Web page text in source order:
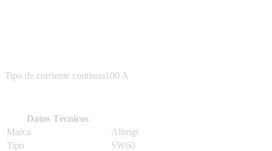
Tipo de corriente continua100 A
Datos Técnicos
Marca
Albrigt
Tipo
SW60